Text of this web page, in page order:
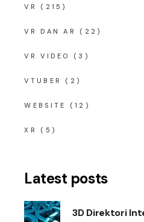
VR (215)
VR DAN AR (22)
VR VIDEO (3)
VTUBER (2)
WEBSITE (12)
XR (5)
Latest posts
3D Direktori